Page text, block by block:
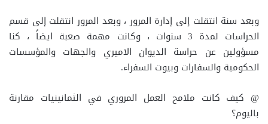
وبعد سنة انتقلت إلى إدارة المرور ، وبعد المرور انتقلت إلى قسم
الحراسات لمدة 3 سنوات ، وكانت مهمة صعبة ايضاً ، كنا
مسؤولين عن حراسة الديوان الاميري والجهات والمؤسسات
الحكومية والسفارات وبيوت السفراء.
@ كيف كانت ملامح العمل المروري في الثمانينيات مقارنة
باليوم؟